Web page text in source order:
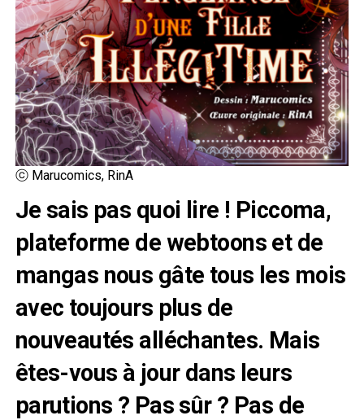
ⓒ Marucomics, RinA
Je sais pas quoi lire ! Piccoma,
plateforme de webtoons et de
mangas nous gâte tous les mois
avec toujours plus de
nouveautés alléchantes. Mais
êtes-vous à jour dans leurs
parutions ? Pas sûr ? Pas de